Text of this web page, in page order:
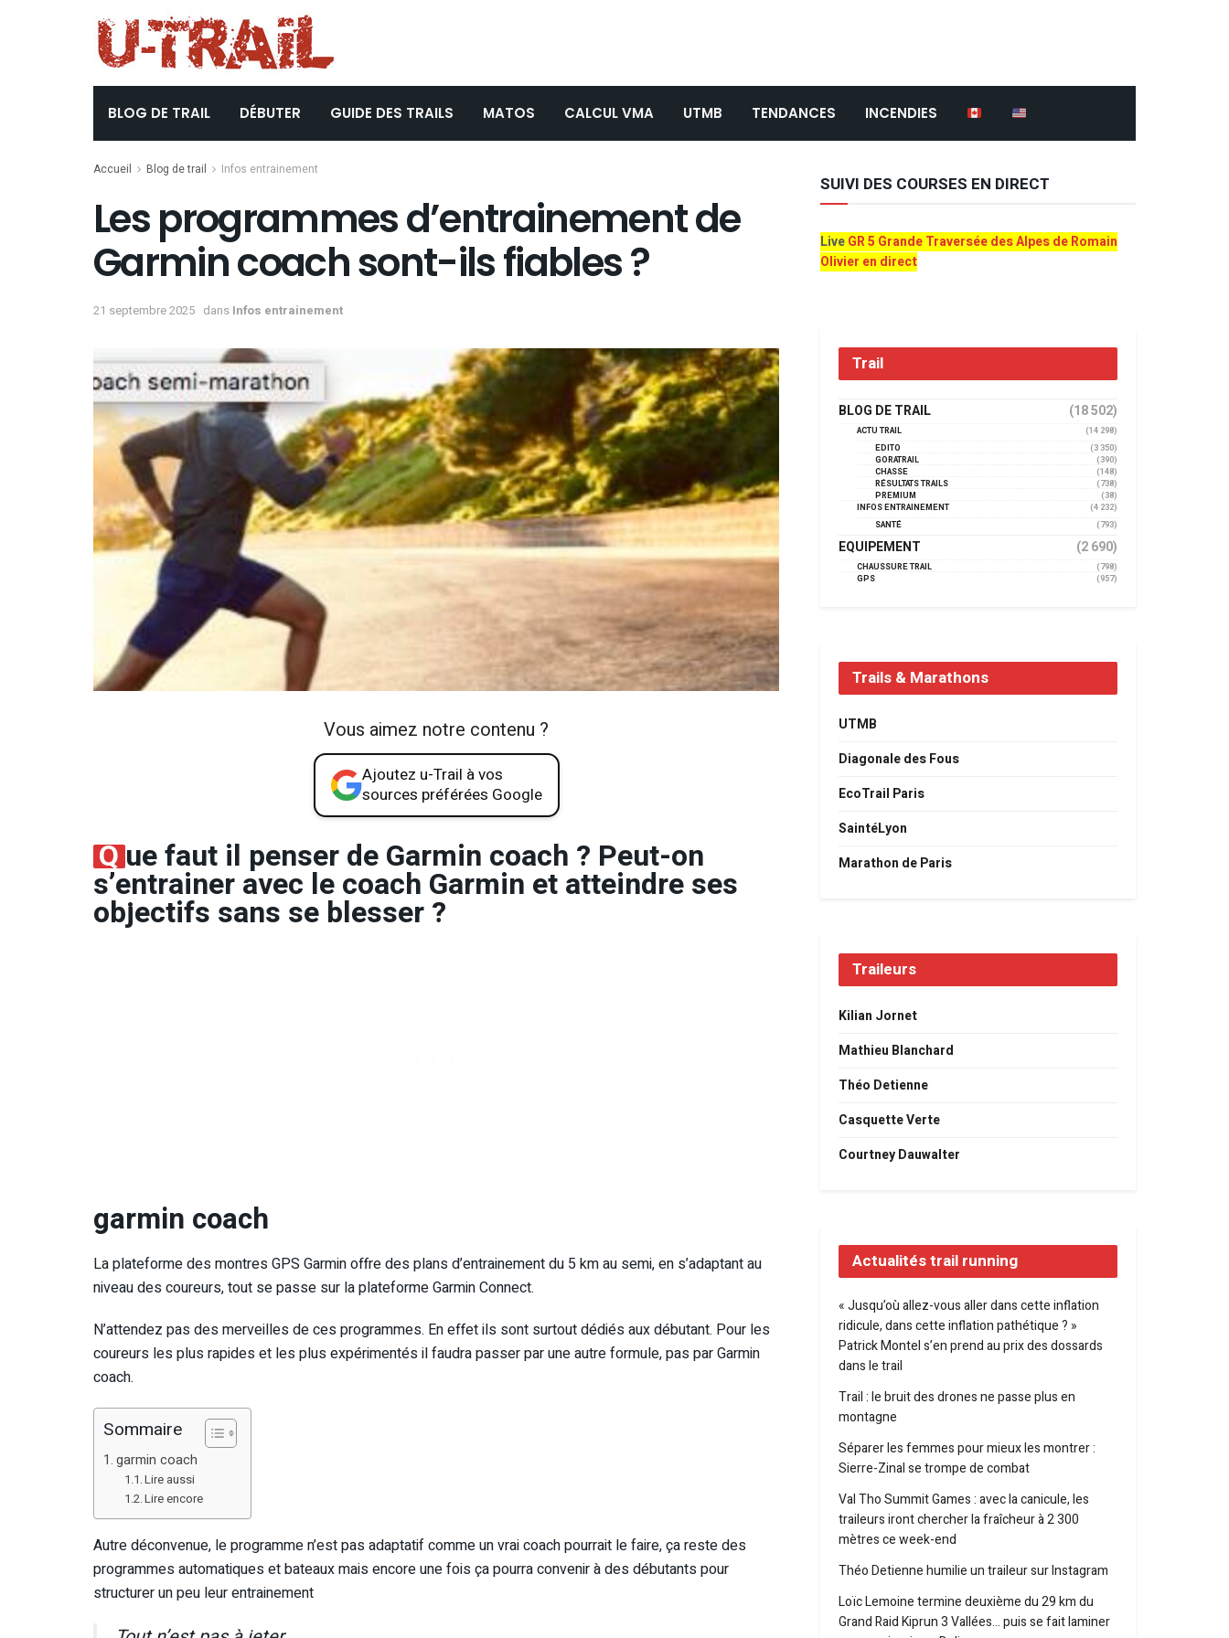
BLOG DE TRAIL DÉBUTER GUIDE DES TRAILS MATOS CALCUL VMA UTMB TENDANCES INCENDIES
Accueil Blog de trail Infos entrainement
Les programmes d’entrainement de
Garmin coach sont-ils fiables ?
21 septembre 2025 dans Infos entrainement
Vous aimez notre contenu ?
Ajoutez u-Trail à vos
sources préférées Google
Que faut il penser de Garmin coach ? Peut-on
s’entrainer avec le coach Garmin et atteindre ses
objectifs sans se blesser ?
garmin coach
La plateforme des montres GPS Garmin offre des plans d’entrainement du 5 km au semi, en s’adaptant au
niveau des coureurs, tout se passe sur la plateforme Garmin Connect.
N’attendez pas des merveilles de ces programmes. En effet ils sont surtout dédiés aux débutant. Pour les
coureurs les plus rapides et les plus expérimentés il faudra passer par une autre formule, pas par Garmin
coach.
Sommaire
garmin coach
Lire aussi
Lire encore
Autre déconvenue, le programme n’est pas adaptatif comme un vrai coach pourrait le faire, ça reste des
programmes automatiques et bateaux mais encore une fois ça pourra convenir à des débutants pour
structurer un peu leur entrainement
SUIVI DES COURSES EN DIRECT
LiveGR 5 Grande Traversée des Alpes de Romain
Olivier en direct
Trail
BLOG DE TRAIL (18 502)
ACTU TRAIL
(14 298)
EDITO
(3 350)
GORATRAIL
(390)
CHASSE
(148)
RÉSULTATS TRAILS
(738)
PREMIUM
(38)
INFOS ENTRAINEMENT
(4 232)
SANTÉ
(793)
EQUIPEMENT (2 690)
CHAUSSURE TRAIL
(798)
GPS
(957)
Trails & Marathons
UTMB
Diagonale des Fous
EcoTrail Paris
SaintéLyon
Marathon de Paris
Traileurs
Kilian Jornet
Mathieu Blanchard
Théo Detienne
Casquette Verte
Courtney Dauwalter
Actualités trail running
« Jusqu’où allez-vous aller dans cette inflation
ridicule, dans cette inflation pathétique ? »
Patrick Montel s’en prend au prix des dossards
dans le trail
Trail : le bruit des drones ne passe plus en
montagne
Séparer les femmes pour mieux les montrer :
Sierre-Zinal se trompe de combat
Val Tho Summit Games : avec la canicule, les
traileurs iront chercher la fraîcheur à 2 300
mètres ce week-end
Théo Detienne humilie un traileur sur Instagram
Loïc Lemoine termine deuxième du 29 km du
Grand Raid Kiprun 3 Vallées… puis se fait laminer